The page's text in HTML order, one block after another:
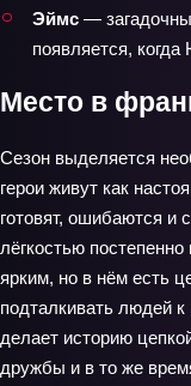
Эймс —
появляется,
Место в
Сезон выделяется
герои живут как
готовят, ошибаются и
лёгкостью
ярким, но в нём есть
подталкивать людей
делает историю
дружбы и в то же